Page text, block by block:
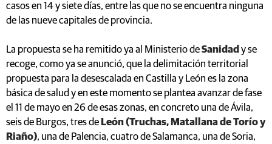
casos en 14 y siete días, entre las que no se encuentra ninguna
de las nueve capitales de provincia.
La propuesta se ha remitido ya al Ministerio deSanidad y se
recoge, como ya se anunció, que la delimitación territorial
propuesta para la desescalada en Castilla y León es la zona
básica de salud y en este momento se plantea avanzar de fase
el 11 de mayo en 26 de esas zonas, en concreto una de Ávila,
seis de Burgos, tres de León (Truchas, Matallana de Torío y
Riaño), una de Palencia, cuatro de Salamanca, una de Soria,